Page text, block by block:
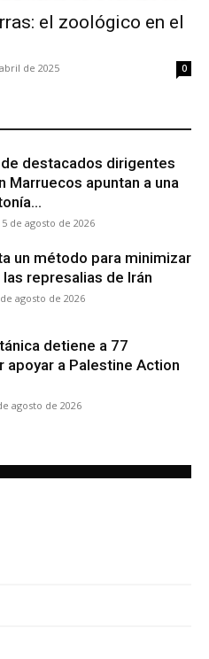
el zoológico en el
de 2025 0
destacados dirigentes
Marruecos apuntan a una
5 de agosto de 2026
un método para minimizar
represalias de Irán
agosto de 2026
detiene a 77
apoyar a Palestine Action
agosto de 2026